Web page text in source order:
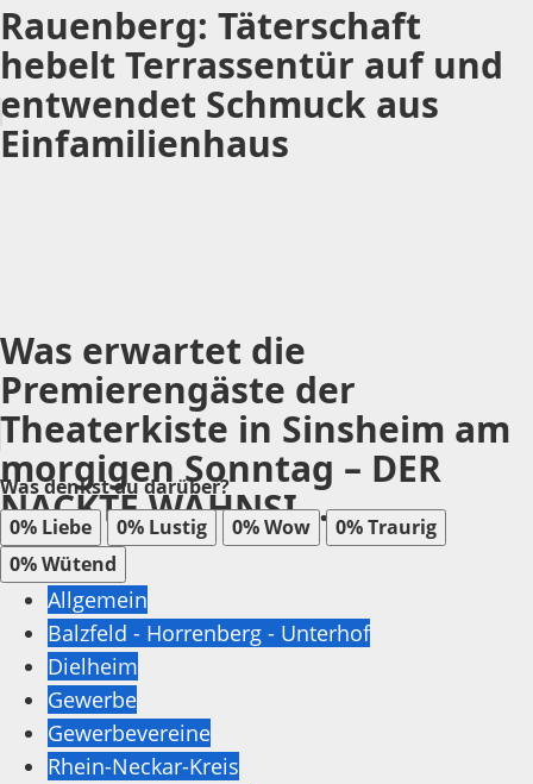
Rauenberg: Täterschaft
hebelt Terrassentür auf und
entwendet Schmuck aus
Einfamilienhaus
Was erwartet die
Premierengäste der
Theaterkiste in Sinsheim am
morgigen Sonntag – DER
NACKTE WAHNSI...
Was denkst du darüber?
0% Liebe 0% Lustig 0%Wow 0%Traurig
0%Wütend
Allgemein
Balzfeld - Horrenberg - Unterhof
Dielheim
Gewerbe
Gewerbevereine
Rhein-Neckar-Kreis